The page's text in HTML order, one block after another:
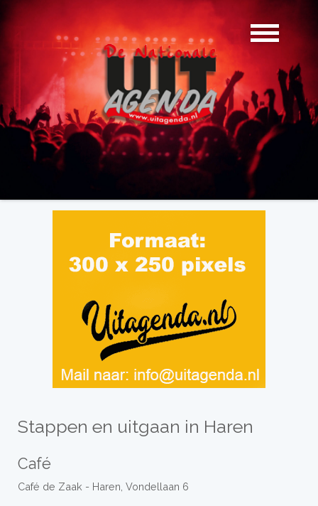
Stappen en uitgaan in Haren
Café
Café de Zaak - Haren, Vondellaan 6